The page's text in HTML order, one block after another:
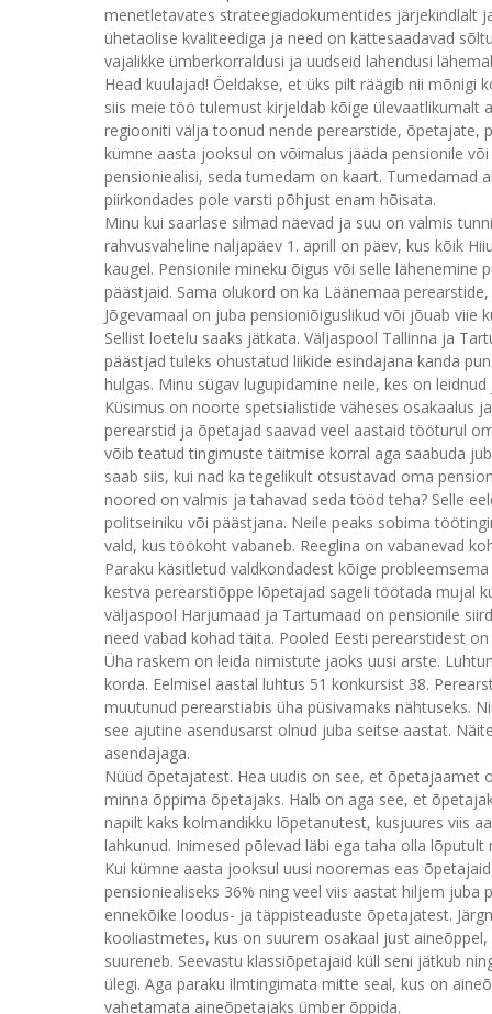
menetletavates strateegiadokumentides järjekindlalt
ühetaolise kvaliteediga ja need on kättesaadavad
vajalikke ümberkorraldusi ja uudseid lahendusi
Head kuulajad! Öeldakse, et üks pilt räägib nii
siis meie töö tulemust kirjeldab kõige ülevaatlikumalt
regiooniti välja toonud nende perearstide, õpetajate,
kümne aasta jooksul on võimalus jääda pensionile
pensioniealisi, seda tumedam on kaart. Tumedamad
piirkondades pole varsti põhjust enam hõisata.
Minu kui saarlase silmad näevad ja suu on valmis
rahvusvaheline naljapäev 1. aprill on päev, kus kõik
kaugel. Pensionile mineku õigus või selle
päästjaid. Sama olukord on ka Läänemaa
Jõgevamaal on juba pensioniõiguslikud või jõuab viie
Sellist loetelu saaks jätkata. Väljaspool Tallinna ja
päästjad tuleks ohustatud liikide esindajana kanda
hulgas. Minu sügav lugupidamine neile, kes on
Küsimus on noorte spetsialistide väheses osakaalus
perearstid ja õpetajad saavad veel aastaid tööturul
võib teatud tingimuste täitmise korral aga saabuda
saab siis, kui nad ka tegelikult otsustavad oma
noored on valmis ja tahavad seda tööd teha? Selle
politseiniku või päästjana. Neile peaks sobima
vald, kus töökoht vabaneb. Reeglina on vabanevad
Paraku käsitletud valdkondadest kõige
kestva perearstiõppe lõpetajad sageli töötada mujal
väljaspool Harjumaad ja Tartumaad on pensionile
need vabad kohad täita. Pooled Eesti perearstidest
Üha raskem on leida nimistute jaoks uusi arste.
korda. Eelmisel aastal luhtus 51 konkursist 38.
muutunud perearstiabis üha püsivamaks nähtuseks.
see ajutine asendusarst olnud juba seitse aastat.
asendajaga.
Nüüd õpetajatest. Hea uudis on see, et õpetajaamet
minna õppima õpetajaks. Halb on aga see, et
napilt kaks kolmandikku lõpetanutest, kusjuures viis
lahkunud. Inimesed põlevad läbi ega taha olla
Kui kümne aasta jooksul uusi nooremas eas
pensioniealiseks 36% ning veel viis aastat hiljem
ennekõike loodus- ja täppisteaduste õpetajatest.
kooliastmetes, kus on suurem osakaal just
suureneb. Seevastu klassiõpetajaid küll seni jätkub
ülegi. Aga paraku ilmtingimata mitte seal, kus on
vahetamata aineõpetajaks ümber õppida.